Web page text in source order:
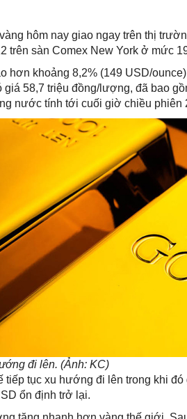
hôm nay giao ngay trên thị
trên sàn Comex New York ở mức
hơn khoảng 8,2% (149 USD/
58,7 triệu đồng/lượng, đã bao
nước tính tới cuối giờ chiều phiên
đi lên. (Ảnh: KC)
tiếp tục xu hướng đi lên trong khi
ổn định trở lại.